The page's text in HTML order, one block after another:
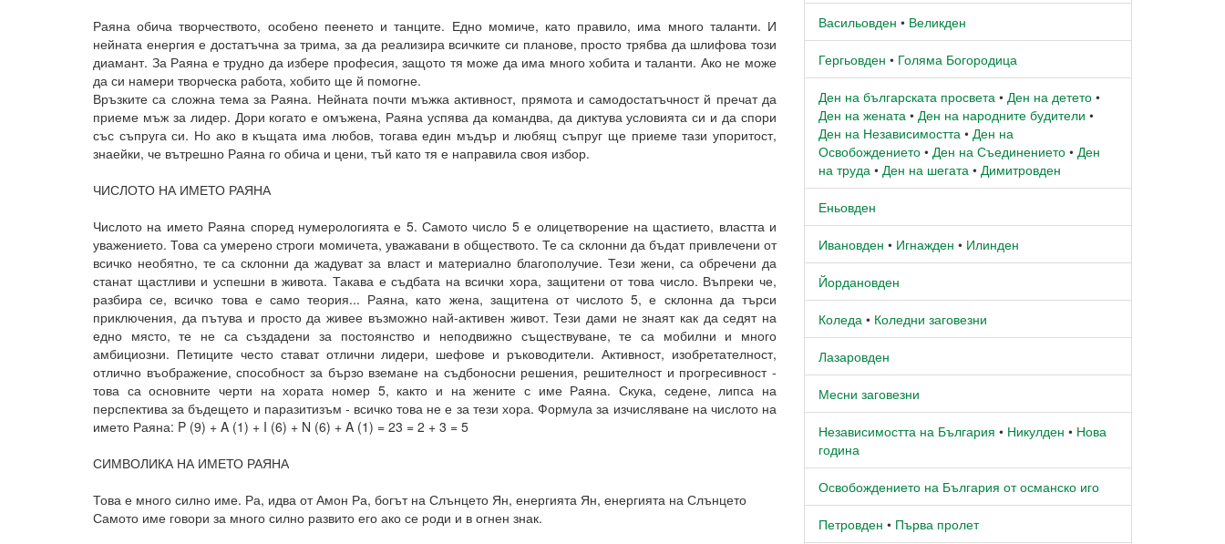
Раяна обича творчеството, особено пеенето и танците. Едно момиче, като правило, има много таланти. И
нейната енергия е достатъчна за трима, за да реализира всичките си планове, просто трябва да шлифова този
диамант. За Раяна е трудно да избере професия, защото тя може да има много хобита и таланти. Ако не може
да си намери творческа работа, хобито ще й помогне.
Връзките са сложна тема за Раяна. Нейната почти мъжка активност, прямота и самодостатъчност й пречат да
приеме мъж за лидер. Дори когато е омъжена, Раяна успява да командва, да диктува условията си и да спори
със съпруга си. Но ако в къщата има любов, тогава един мъдър и любящ съпруг ще приеме тази упоритост,
знаейки, че вътрешно Раяна го обича и цени, тъй като тя е направила своя избор.
ЧИСЛОТО НА ИМЕТО РАЯНА
Числото на името Раяна според нумерологията е 5. Самото число 5 е олицетворение на щастието, властта и
уважението. Това са умерено строги момичета, уважавани в обществото. Те са склонни да бъдат привлечени от
всичко необятно, те са склонни да жадуват за власт и материално благополучие. Тези жени, са обречени да
станат щастливи и успешни в живота. Такава е съдбата на всички хора, защитени от това число. Въпреки че,
разбира се, всичко това е само теория... Раяна, като жена, защитена от числото 5, е склонна да търси
приключения, да пътува и просто да живее възможно най-активен живот. Тези дами не знаят как да седят на
едно място, те не са създадени за постоянство и неподвижно съществуване, те са мобилни и много
амбициозни. Петиците често стават отлични лидери, шефове и ръководители. Активност, изобретателност,
отлично въображение, способност за бързо вземане на съдбоносни решения, решителност и прогресивност -
това са основните черти на хората номер 5, както и на жените с име Раяна. Скука, седене, липса на
перспектива за бъдещето и паразитизъм - всичко това не е за тези хора. Формула за изчисляване на числото на
името Раяна: P (9) + A (1) + I (6) + N (6) + A (1) = 23 = 2 + 3 = 5
СИМВОЛИКА НА ИМЕТО РАЯНА
Това е много силно име. Ра, идва от Амон Ра, богът на Слънцето Ян, енергията Ян, енергията на Слънцето
Самото име говори за много силно развито его ако се роди и в огнен знак.
Васильовден • Великден
Гергьовден • Голяма Богородица
Ден на българската просвета • Ден на детето •
Ден на жената • Ден на народните будители •
Ден на Независимостта • Ден на
Освобождението • Ден на Съединението • Ден
на труда • Ден на шегата • Димитровден
Еньовден
Ивановден • Игнажден • Илинден
Йордановден
Коледа • Коледни заговезни
Лазаровден
Месни заговезни
Независимостта на България • Никулден • Нова
година
Освобождението на България от османско иго
Петровден • Първа пролет